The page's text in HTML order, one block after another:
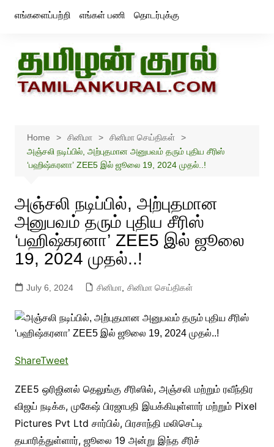
எங்களைப்பற்றி எங்கள் பணி தொடர்புக்கு
Home சினிமா
சினிமா செய்திகள்
அஞ்சலி நடிப்பில், அற்புதமான அனுபவம் தரும் புதிய சீரிஸ்
‘பஹிஷ்கரனா’ ZEE5 இல் ஜூலை 19, 2024 முதல்..!
அஞ்சலி நடிப்பில், அற்புதமான
அனுபவம் தரும் புதிய சீரிஸ்
‘பஹிஷ்கரனா’ ZEE5 இல் ஜூலை
19, 2024 முதல்..!
July 6, 2024 சினிமா, சினிமா செய்திகள்
ShareTweet
ZEE5 ஒரிஜினல் தெலுங்கு சீரிஸில், அஞ்சலி மற்றும் ரவீந்திர
விஜய் நடிக்க, முகேஷ் பிரஜாபதி இயக்கியுள்ளார் மற்றும் Pixel
Pictures Pvt Ltd சார்பில், பிரசாந்தி மலிசெட்டி
தயாரித்துள்ளார், ஜூலை 19 அன்று இந்த சீரிச்